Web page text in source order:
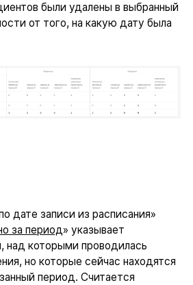
были удалены в выбранный
от того, на какую дату была
дате записи из расписания»
за период» указывает
над которыми проводилась
но которые сейчас находятся
период. Считается